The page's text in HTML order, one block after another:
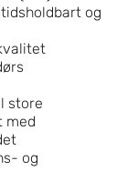
og
store
med
og